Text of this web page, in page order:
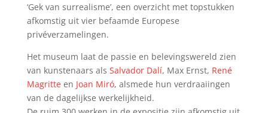
‘Gek van surrealisme’, een overzicht met topstukken
afkomstig uit vier befaamde Europese
privéverzamelingen.
Het museum laat de passie en belevingswereld zien
van kunstenaars als Salvador Dalí, Max Ernst, René
Magritteen Joan Miró, alsmede hun verdraaiingen
van de dagelijkse werkelijkheid.